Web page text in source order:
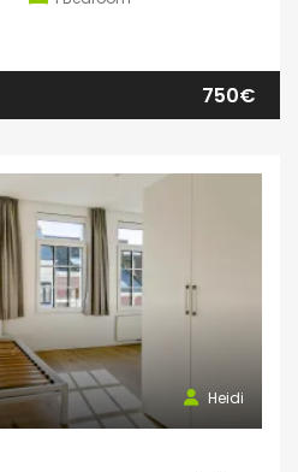
750€
Heidi